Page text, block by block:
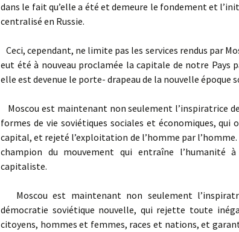
dans le fait qu’elle a été et demeure le fondement et
centralisé en Russie.
Ceci, cependant, ne limite pas les services rendus par
eut été à nouveau proclamée la capitale de notre Pays
elle est devenue le porte- drapeau de la nouvelle époque
Moscou est maintenant non seulement l’inspiratrice
formes de vie soviétiques sociales et économiques,
capital, et rejeté l’exploitation de l’homme par
champion du mouvement qui entraîne l’humanité
capitaliste.
Moscou est maintenant non seulement
démocratie soviétique nouvelle, qui rejette toute
citoyens, hommes et femmes, races et nations, et